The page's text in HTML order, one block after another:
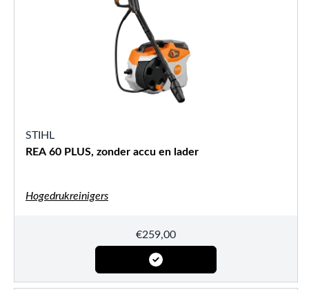
STIHL
REA 60 PLUS, zonder accu en lader
Hogedrukreinigers
€259,00